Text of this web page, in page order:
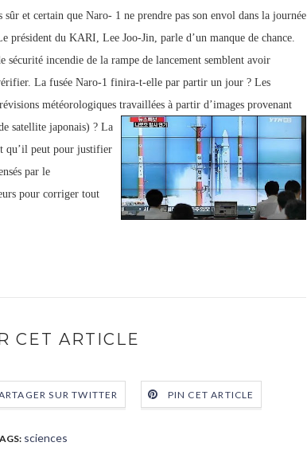
et certain que Naro- 1 ne prendre pas son envol dans la journée
du KARI, Lee Joo-Jin, parle d’un manque de chance.
sécurité incendie de la rampe de lancement semblent avoir
La fusée Naro-1 finira-t-elle par partir un jour ? Les
météorologiques travaillées à partir d’images provenant
satellite japonais) ? La
qu’il peut pour justifier
par le
pour corriger tout
CET ARTICLE
SUR TWITTER PIN CET ARTICLE
sciences